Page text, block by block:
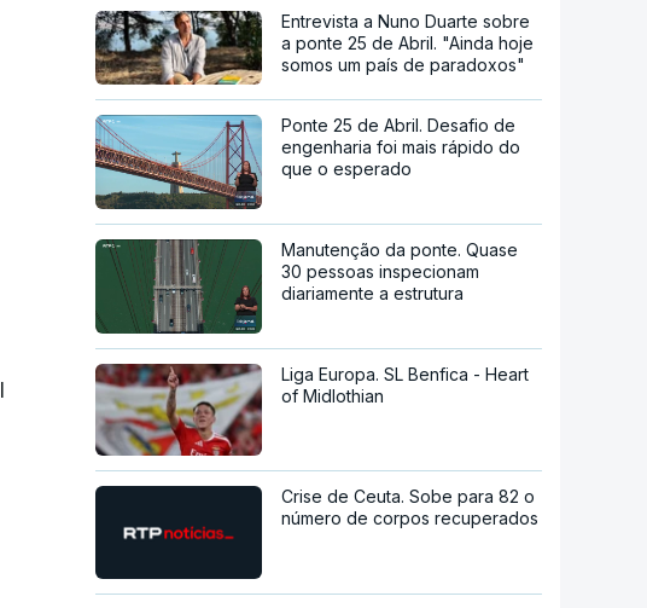
Entrevista a Nuno Duarte sobre
a ponte 25 de Abril. "Ainda hoje
somos um país de paradoxos"
Ponte 25 de Abril. Desafio de
engenharia foi mais rápido do
que o esperado
Manutenção da ponte. Quase
30 pessoas inspecionam
diariamente a estrutura
Liga Europa. SL Benfica - Heart
of Midlothian
Crise de Ceuta. Sobe para 82 o
número de corpos recuperados